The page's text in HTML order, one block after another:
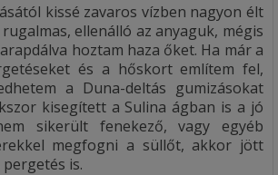
kissé zavaros vízben nagyon élt
ellenálló az anyaguk, mégis
hoztam haza őket. Ha már a
és a hőskort említem fel,
a Duna-deltás gumizásokat
kisegített a Sulina ágban is a jó
sikerült fenekező, vagy egyéb
megfogni a süllőt, akkor jött
is.